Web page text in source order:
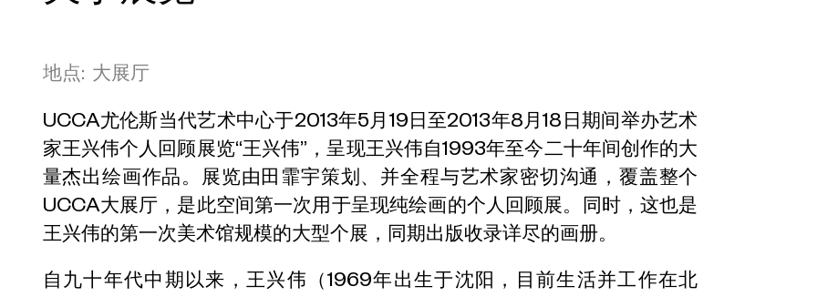
地点: 大展厅
UCCA尤伦斯当代艺术中心于2013年5月19日至2013年8月18日期间举办艺术
家王兴伟个人回顾展览“王兴伟”，呈现王兴伟自1993年至今二十年间创作的大
量杰出绘画作品。展览由田霏宇策划、并全程与艺术家密切沟通，覆盖整个
UCCA大展厅，是此空间第一次用于呈现纯绘画的个人回顾展。同时，这也是
王兴伟的第一次美术馆规模的大型个展，同期出版收录详尽的画册。
自九十年代中期以来，王兴伟（1969年出生于沈阳，目前生活并工作在北